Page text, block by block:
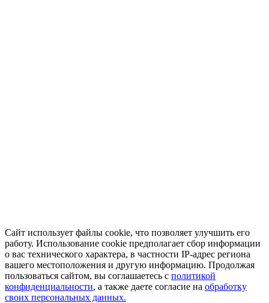
Сайт использует файлы cookie, что позволяет улучшить его
работу. Использование cookie предполагает сбор информации
о вас технического характера, в частности IP-адрес региона
вашего местоположения и другую информацию. Продолжая
пользоваться сайтом, вы соглашаетесь с политикой
конфиденциальности, а также даете согласие на обработку
своих персональных данных.